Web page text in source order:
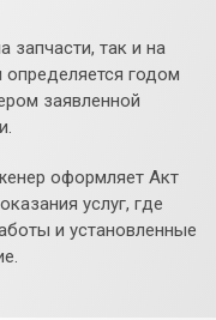
запчасти, так и на
годом
заявленной
оформляет Акт
услуг, где
и установленные